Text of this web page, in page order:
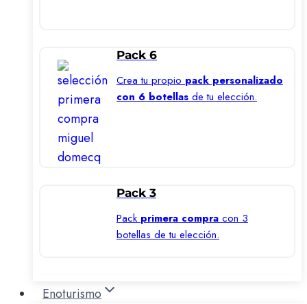
Pack 6
Crea tu propio pack personalizado
con 6 botellas de tu elección.
Pack 3
Pack primera compra con 3
botellas de tu elección.
Enoturismo